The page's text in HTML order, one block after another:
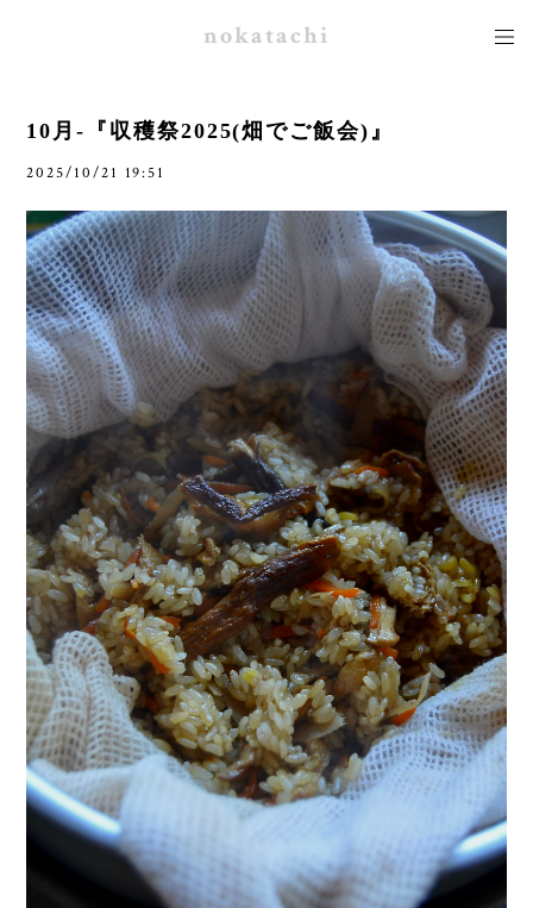
nokatachi
10月-『収穫祭2025(畑でご飯会)』
2025/10/21 19:51